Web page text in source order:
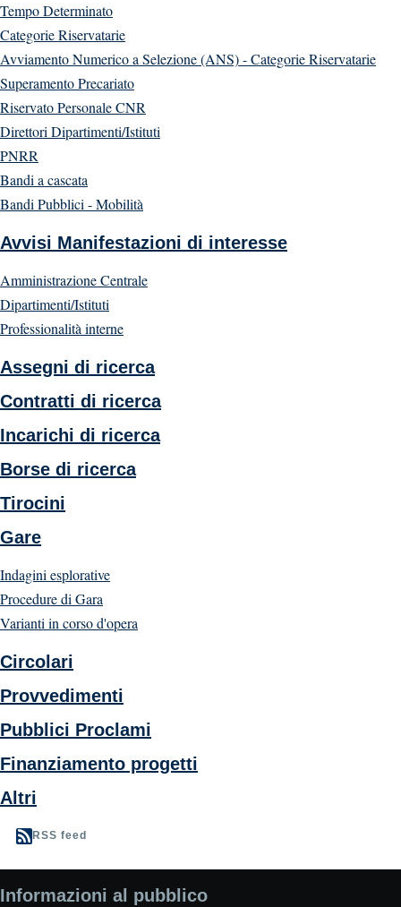
Tempo Determinato
Categorie Riservatarie
Avviamento Numerico a Selezione (ANS) - Categorie Riservatarie
Superamento Precariato
Riservato Personale CNR
Direttori Dipartimenti/Istituti
PNRR
Bandi a cascata
Bandi Pubblici - Mobilità
Avvisi Manifestazioni di interesse
Amministrazione Centrale
Dipartimenti/Istituti
Professionalità interne
Assegni di ricerca
Contratti di ricerca
Incarichi di ricerca
Borse di ricerca
Tirocini
Gare
Indagini esplorative
Procedure di Gara
Varianti in corso d'opera
Circolari
Provvedimenti
Pubblici Proclami
Finanziamento progetti
Altri
RSS feed
Informazioni al pubblico